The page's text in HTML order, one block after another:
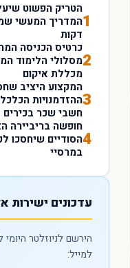
1
הטריק הפשוט
המדריך המעשי
דקות
2
כרטיס הכניסה
מסלולי הלימוד
מכללת איקום
3
המקצוע היציב
ההזדמנויות
חשבי שכר בכירים
4
חופשה בריביירה
הסודיים שיחסכו
במרסיי
עדכונים ישירות
הירשם לניוזלטר
למייל: